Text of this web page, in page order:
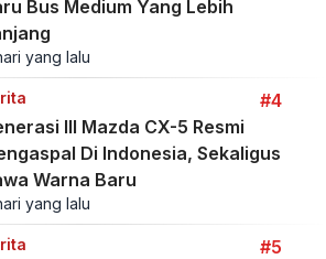
Bus Medium Yang Lebih
yang lalu
#4
III Mazda CX-5 Resmi
Di Indonesia, Sekaligus
Warna Baru
yang lalu
#5